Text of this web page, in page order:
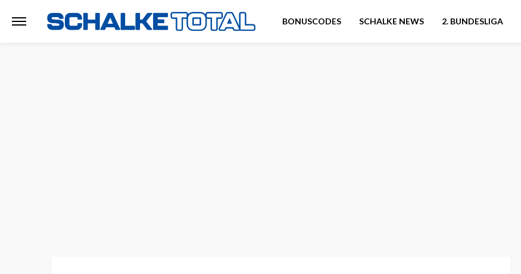
BONUSCODES SCHALKE NEWS 2. BUNDESLIGA